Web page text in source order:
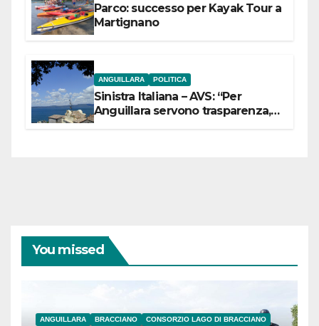
Parco: successo per Kayak Tour a
Martignano
ANGUILLARA POLITICA
Sinistra Italiana – AVS: “Per
Anguillara servono trasparenza,
You missed
ANGUILLARA BRACCIANO
CONSORZIO LAGO DI BRACCIANO